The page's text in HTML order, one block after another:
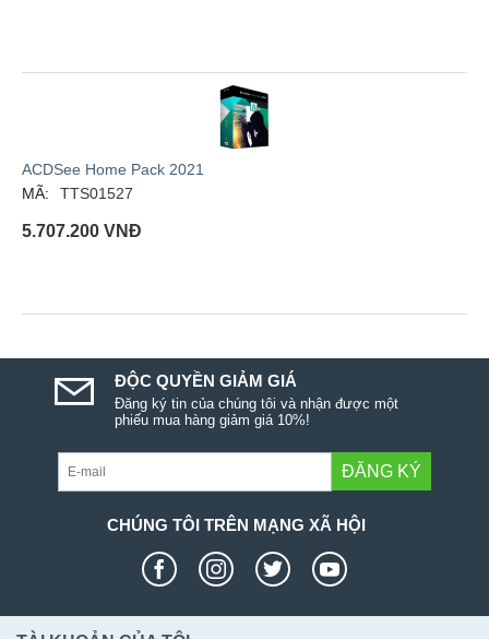
ACDSee Home Pack 2021
MÃ:
TTS01527
5.707.200 VNĐ
ĐỘC QUYỀN GIẢM GIÁ
Đăng ký tin của chúng tôi và nhận được một
phiếu mua hàng giảm giá 10%!
ĐĂNG KÝ
CHÚNG TÔI TRÊN MẠNG XÃ HỘI